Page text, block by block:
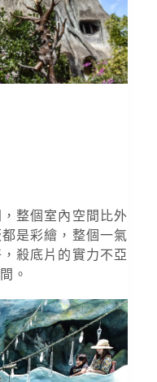
整個室內空間比外
是彩繪，整個一氣
殺底片的實力不亞
。